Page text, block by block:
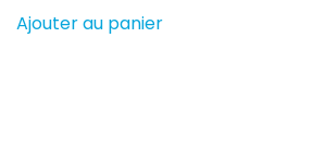
Ajouter au panier